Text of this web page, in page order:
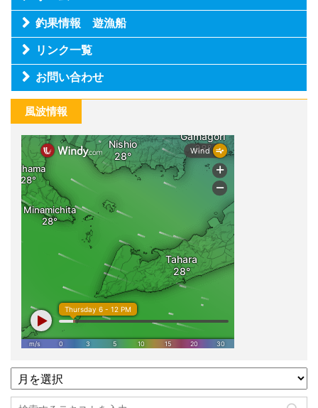
釣果情報 遊漁船
リンク一覧
お問い合わせ
風波情報
過
去
記